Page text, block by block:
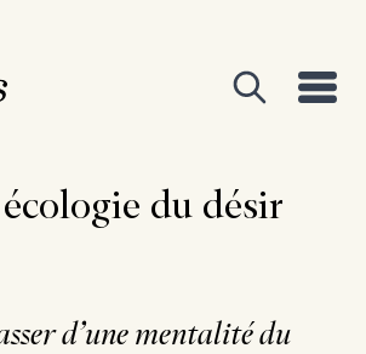
du désir
d’une mentalité du